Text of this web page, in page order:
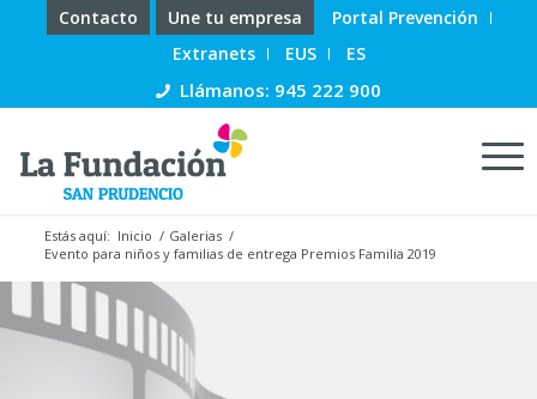
Contacto Une tu empresa
Portal Prevención
Extranets
EUS ES
Llámanos: 945 222 900
Estás aquí: Inicio / Galerias /
Evento para niños y familias de entrega Premios Familia 2019